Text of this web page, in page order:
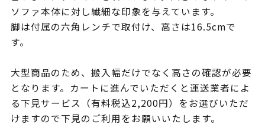
ソファ本体に対し繊細な印象を与えています。
脚は付属の六角レンチで取付け、高さは16.5cmで
す。
大型商品のため、搬入幅だけでなく高さの確認が必要
となります。カートに進んでいただくと運送業者によ
る下見サービス（有料税込2,200円）をお選びいただ
けますので下見のご利用をお願いいたします。